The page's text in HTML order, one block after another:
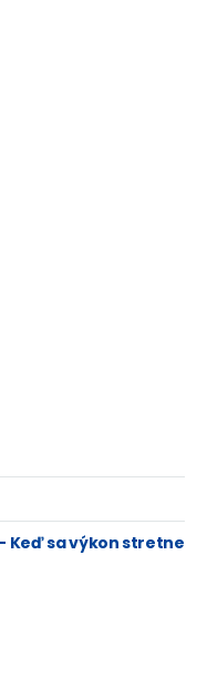
- Keď sa výkon stretne